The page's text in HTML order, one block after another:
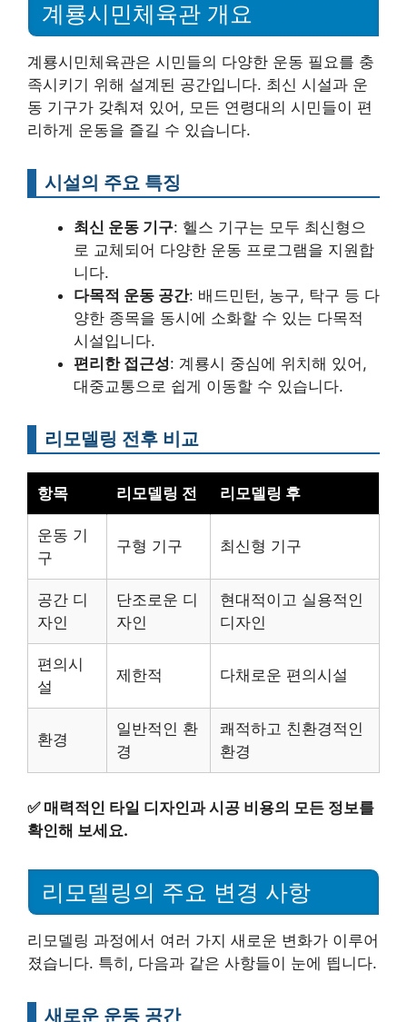
계룡시민체육관 개요
계룡시민체육관은 시민들의 다양한 운동 필요를 충
족시키기 위해 설계된 공간입니다. 최신 시설과 운
동 기구가 갖춰져 있어, 모든 연령대의 시민들이 편
리하게 운동을 즐길 수 있습니다.
시설의 주요 특징
최신 운동 기구: 헬스 기구는 모두 최신형으
로 교체되어 다양한 운동 프로그램을 지원합
니다.
다목적 운동 공간: 배드민턴, 농구, 탁구 등 다
양한 종목을 동시에 소화할 수 있는 다목적
시설입니다.
편리한 접근성: 계룡시 중심에 위치해 있어,
대중교통으로 쉽게 이동할 수 있습니다.
리모델링 전후 비교
항목 리모델링 전 리모델링 후
운동 기
구
구형 기구 최신형 기구
공간 디
자인
단조로운 디
자인
현대적이고 실용적인
디자인
편의시
설
제한적 다채로운 편의시설
환경
일반적인 환
경
쾌적하고 친환경적인
환경
✅ 매력적인 타일 디자인과 시공 비용의 모든 정보를
확인해 보세요.
리모델링의 주요 변경 사항
리모델링 과정에서 여러 가지 새로운 변화가 이루어
졌습니다. 특히, 다음과 같은 사항들이 눈에 띕니다.
새로운 운동 공간